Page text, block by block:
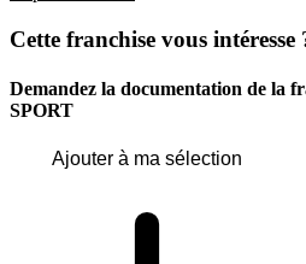
Cette franchise vous intéresse
Demandez la documentation de la
SPORT
Ajouter à ma sélection